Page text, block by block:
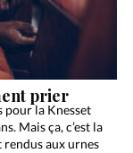
prier
pour la Knesset
Mais ça, c’est la
rendus aux urnes